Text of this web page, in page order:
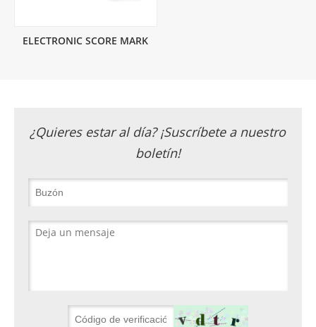
ELECTRONIC SCORE MARK
¿Quieres estar al día? ¡Suscríbete a nuestro
boletín!